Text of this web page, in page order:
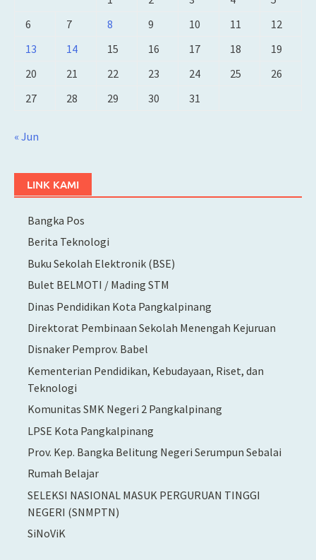
6
7 8 9 10 11
12
13
14 15 16 17 18
19
20
21 22 23 24 25
26
27
28 29 30 31
« Jun
LINK KAMI
Bangka Pos
Berita Teknologi
Buku Sekolah Elektronik (BSE)
Bulet BELMOTI / Mading STM
Dinas Pendidikan Kota Pangkalpinang
Direktorat Pembinaan Sekolah Menengah Kejuruan
Disnaker Pemprov. Babel
Kementerian Pendidikan, Kebudayaan, Riset, dan
Teknologi
Komunitas SMK Negeri 2 Pangkalpinang
LPSE Kota Pangkalpinang
Prov. Kep. Bangka Belitung Negeri Serumpun Sebalai
Rumah Belajar
SELEKSI NASIONAL MASUK PERGURUAN TINGGI
NEGERI (SNMPTN)
SiNoViK